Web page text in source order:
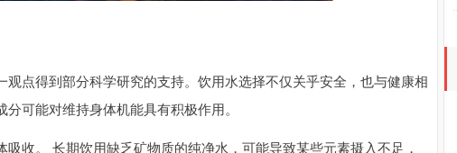
点得到部分科学研究的支持。饮用水选择不仅关乎安全，也与健康相
可能对维持身体机能具有积极作用。
收。 长期饮用缺乏矿物质的纯净水，可能导致某些元素摄入不足，